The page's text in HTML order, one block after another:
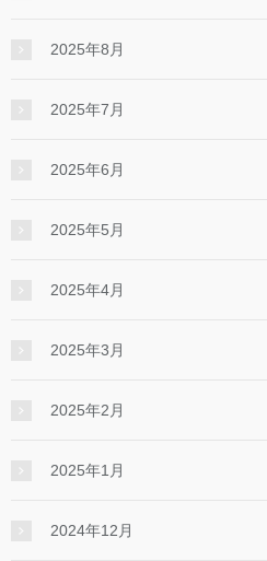
2025年8月
2025年7月
2025年6月
2025年5月
2025年4月
2025年3月
2025年2月
2025年1月
2024年12月